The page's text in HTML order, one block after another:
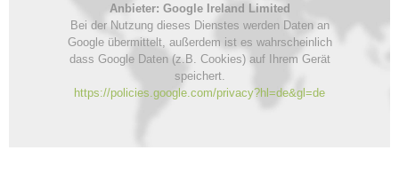
Anbieter: Google Ireland Limited
Bei der Nutzung dieses Dienstes werden Daten an
Google übermittelt, außerdem ist es wahrscheinlich
dass Google Daten (z.B. Cookies) auf Ihrem Gerät
speichert.
https://policies.google.com/privacy?hl=de&gl=de